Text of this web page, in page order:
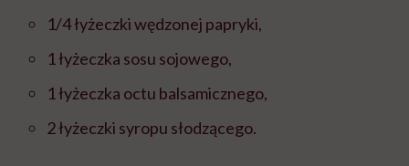
1/4 łyżeczki wędzonej papryki,
1 łyżeczka sosu sojowego,
1 łyżeczka octu balsamicznego,
​2 łyżeczki syropu słodzącego.